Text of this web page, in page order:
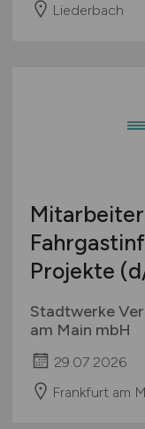
Liederbach
Projekte
Stadtwerke
am Main mbH
29.07.2026
Frankfurt am